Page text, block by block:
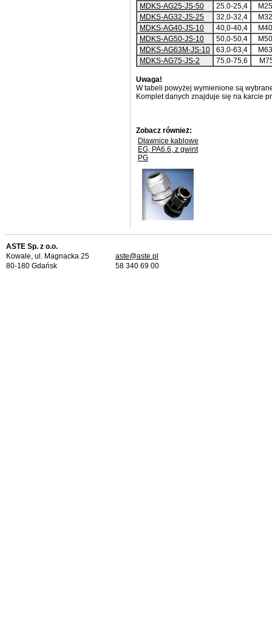
MDKS-AG25-JS-50
25.0-25,4
MDKS-AG32-JS-25
32,0-32,4
MDKS-AG40-JS-10
40,0-40,4
MDKS-AG50-JS-10
50,0-50,4
MDKS-AG63M-JS-10
63,0-63,4
MDKS-AG75-JS-2
75,0-75,6
Uwaga!
W tabeli powyżej wymienione są
Komplet danych znajduje się na karcie
Zobacz również:
Dławnice kablowe
EG, PA6.6, z gwint
PG
ASTE Sp. z o.o.
Kowale, ul. Magnacka 25
aste@aste.pl
80-180 Gdańsk
58 340 69 00